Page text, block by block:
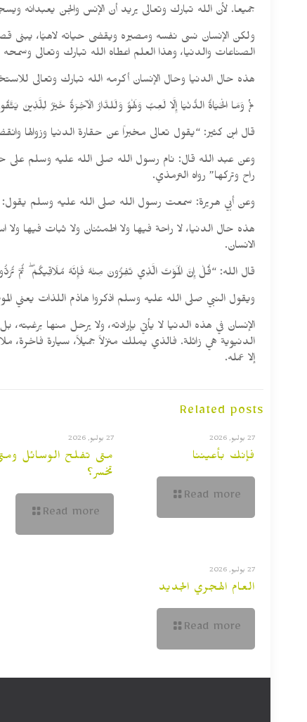
جميعا. لأن الله تبارك وتعالى يريد أن الإنس والجن يعبدانه
ولكن الإنسان نسى نفسه ومصيره ويقضى حياته لاهيًا، يبنى
الصناعات والدنيا، وهذا العلم اعطاه الله تبارك وتعالى
هذه حال الدنيا وحال الإنسان أكرمه الله تبارك وتعالى
﴿ وَمَا الْحَيَاةُ الدُّنْيَا إِلَّا لَعِبٌ وَلَهْوٌ وَلَلدَّارُ الْآخِرَةُ خَيْرٌ لِلَّذِينَ
قال ابن كثير: “يقول تعالى مخبراً عن حقارة الدنيا وزوالها
وعن عبد الله قال: نام رسول الله صلى الله عليه وسلم على
راح وتركها” رواه الترمذي.
وعن أبي هريرة: سمعت رسول الله صلى الله عليه وسلم يقول:
هذه حال الدنيا، لا راحة فيها ولا اطمئنان ولا ثبات فيها
الانسان.
قال الله: “قُلْ إِنَّ الْمَوْتَ الَّذِي تَفِرُّونَ مِنْهُ فَإِنَّهُ مُلَاقِيكُمْ ۖ ثُمَّ
ويقول النبي صلى الله عليه وسلم اذكروا هاذم اللذات يعني
الإنسان في هذه الدنيا لا يأتي بإرادته، ولا يرحل منها
الدنيوية هي زائلة. فالذي يملك منزلاً جميلاً، سيارة
إلا عمله.
Related posts
27 يوليو, 2026
فإنك بأعيننا
Read more
27 يوليو, 2026
متى تفلح الوسائل
تخسر؟
Read more
27 يوليو, 2026
العام الهجري الجديد
Read more